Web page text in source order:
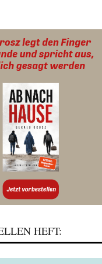
HEFT: